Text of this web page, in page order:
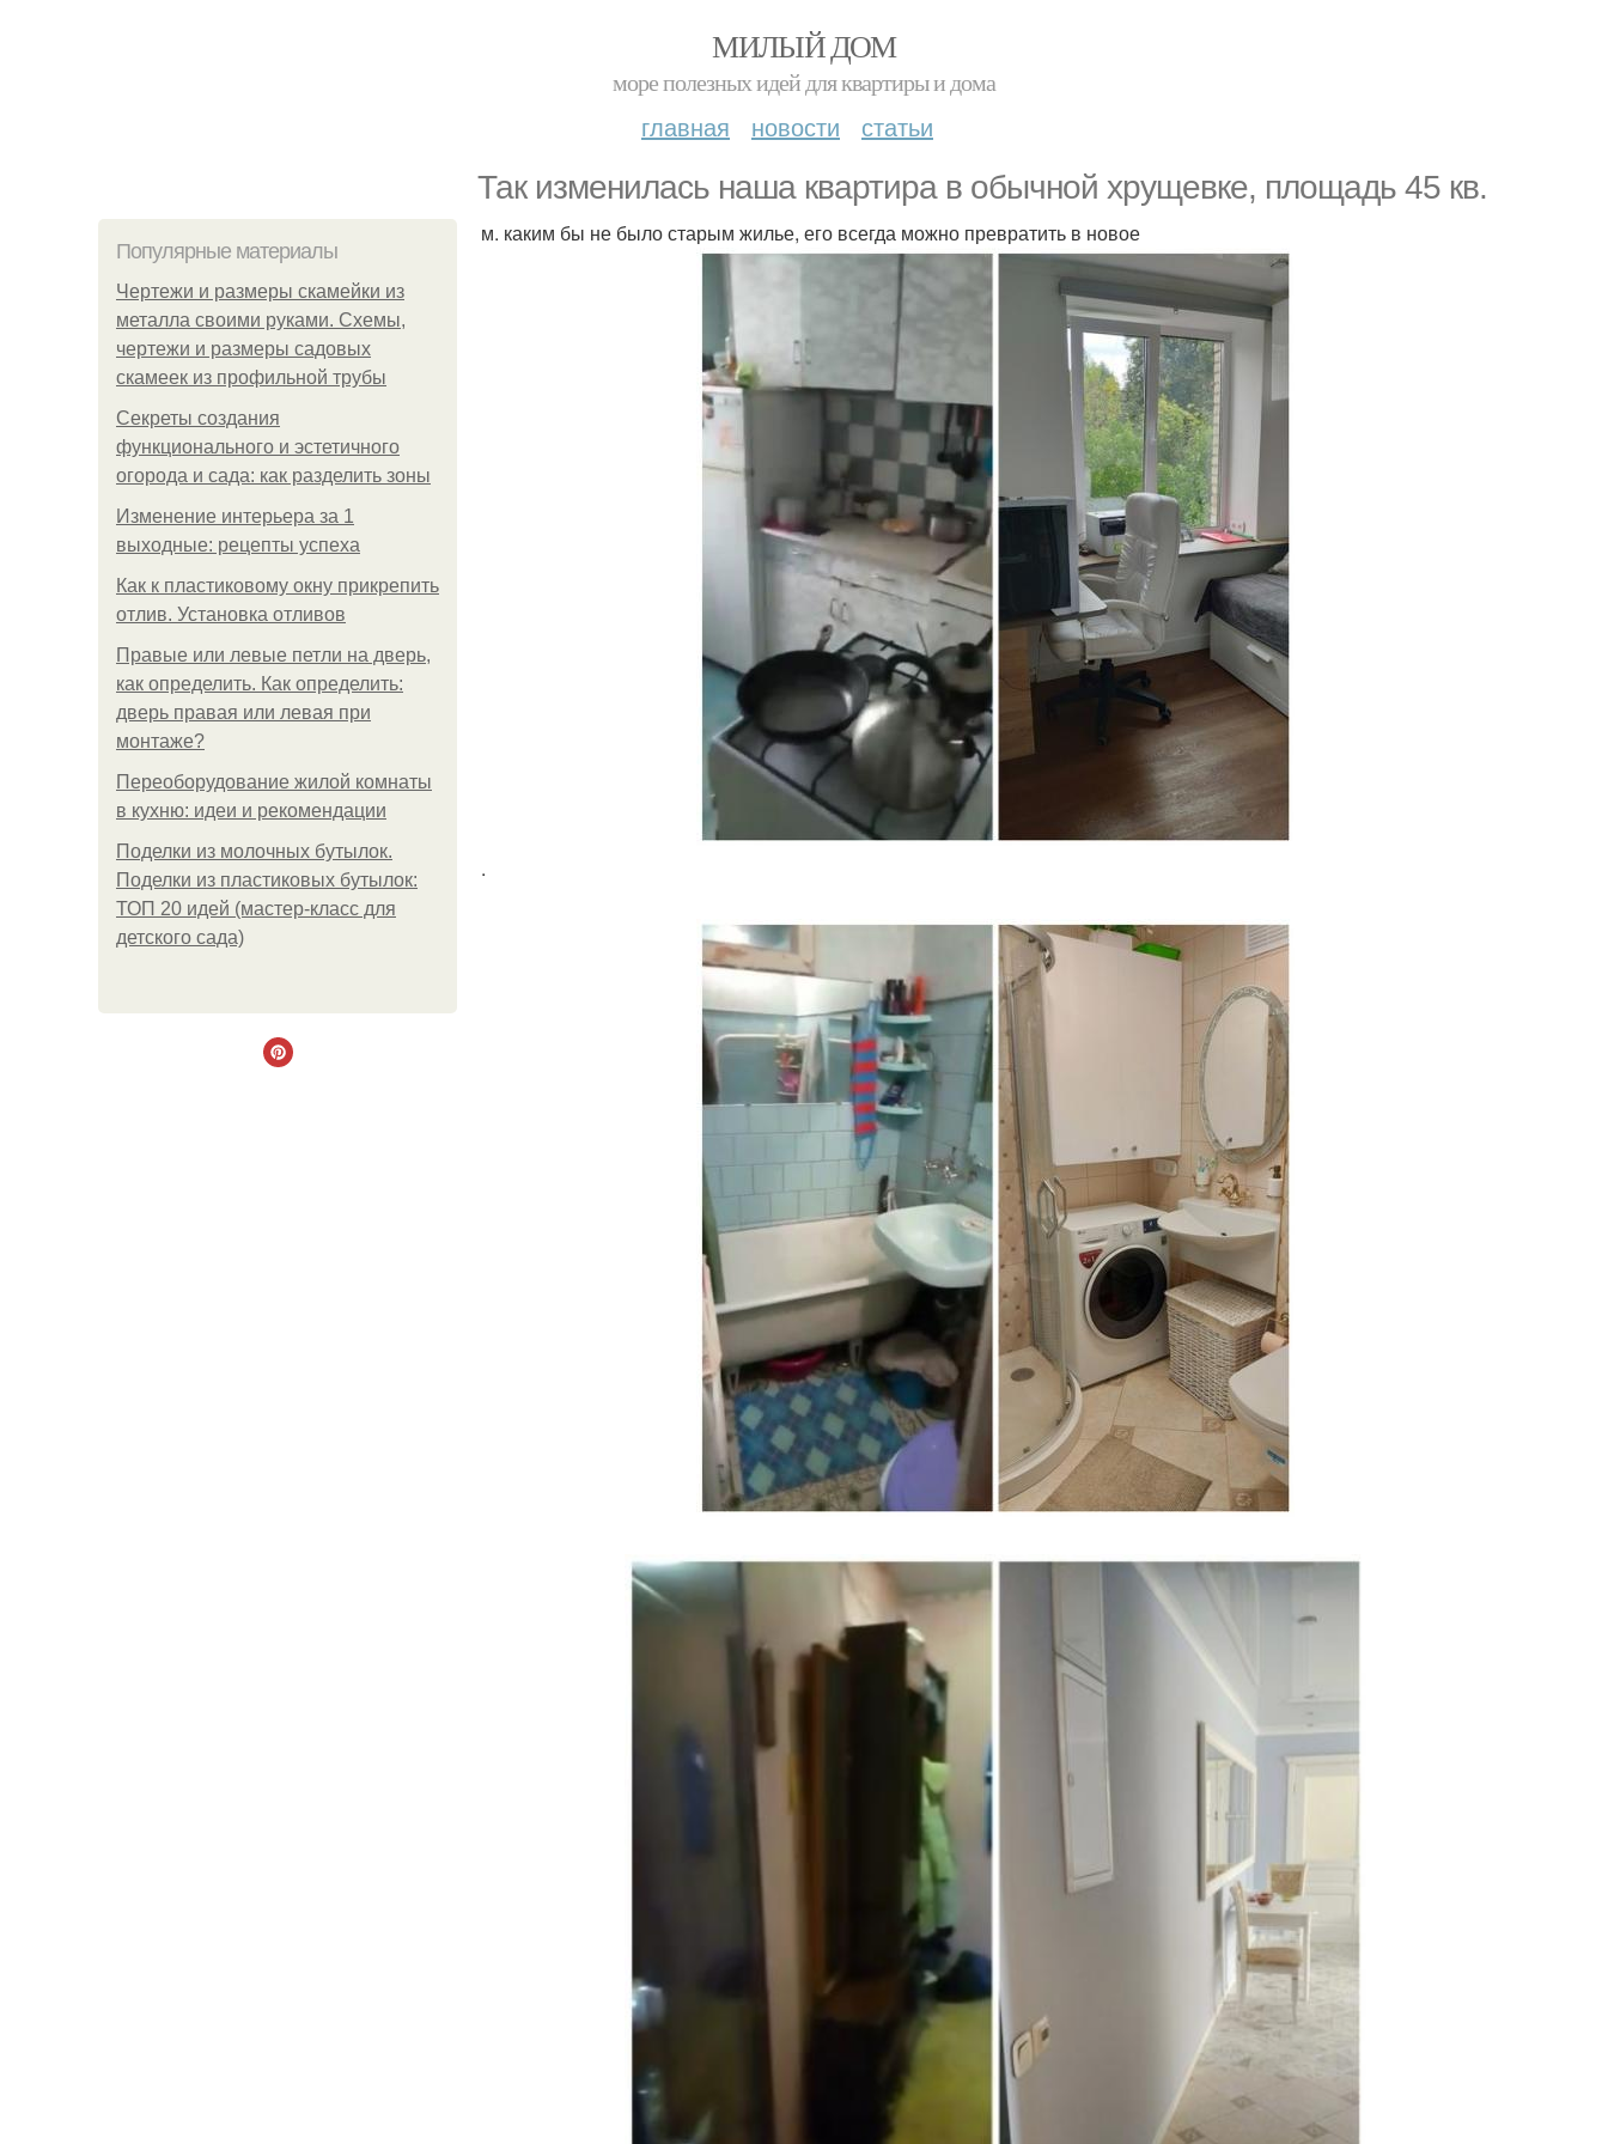
МИЛЫЙ ДОМ
море полезных идей для квартиры и дома
главная новости статьи
Так изменилась наша квартира в обычной хрущевке, площадь 45 кв.
Популярные материалы
Чертежи и размеры скамейки из
металла своими руками. Схемы,
чертежи и размеры садовых
скамеек из профильной трубы
Секреты создания
функционального и эстетичного
огорода и сада: как разделить зоны
Изменение интерьера за 1
выходные: рецепты успеха
Как к пластиковому окну прикрепить
отлив. Установка отливов
Правые или левые петли на дверь,
как определить. Как определить:
дверь правая или левая при
монтаже?
Переоборудование жилой комнаты
в кухню: идеи и рекомендации
Поделки из молочных бутылок.
Поделки из пластиковых бутылок:
ТОП 20 идей (мастер-класс для
детского сада)
м. каким бы не было старым жилье, его всегда можно превратить в новое
.